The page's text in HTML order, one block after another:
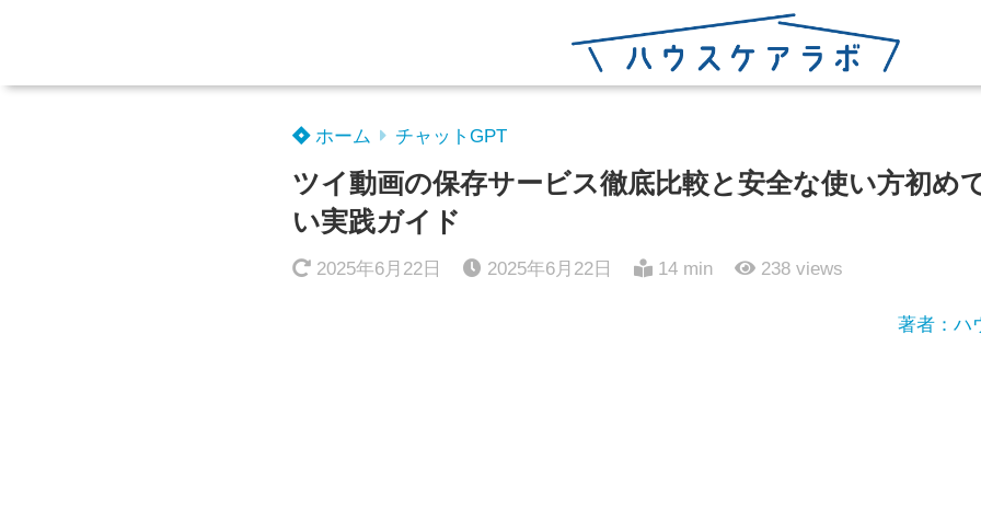
ホーム チャットGPT
ツイ動画の保存サービス徹底比較と安全な使い方初め
い実践ガイド
2025年6月22日 2025年6月22日 14 min 238 views
著者：ハ